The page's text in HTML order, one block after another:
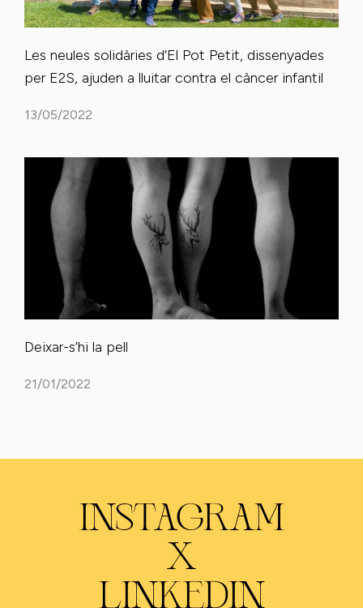
Les neules solidàries d’El Pot Petit, dissenyades
per E2S, ajuden a lluitar contra el càncer infantil
13/05/2022
Deixar-s’hi la pell
21/01/2022
INSTAGRAM
X
LINKEDIN